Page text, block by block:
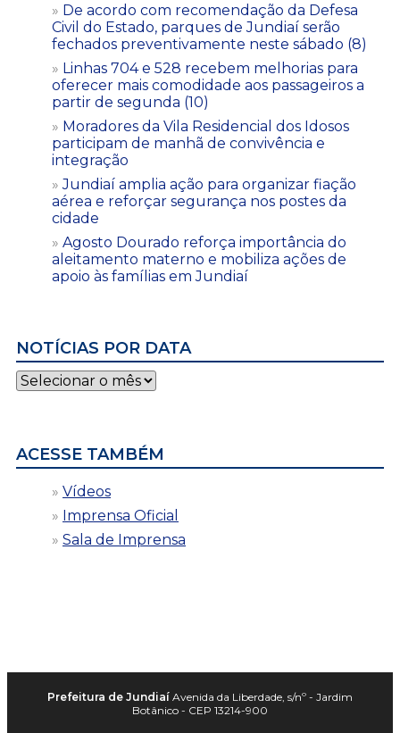
De acordo com recomendação da Defesa
Civil do Estado, parques de Jundiaí serão
fechados preventivamente neste sábado (8)
Linhas 704 e 528 recebem melhorias para
oferecer mais comodidade aos passageiros a
partir de segunda (10)
Moradores da Vila Residencial dos Idosos
participam de manhã de convivência e
integração
Jundiaí amplia ação para organizar fiação
aérea e reforçar segurança nos postes da
cidade
Agosto Dourado reforça importância do
aleitamento materno e mobiliza ações de
apoio às famílias em Jundiaí
NOTÍCIAS POR DATA
Notícias
por
ACESSE TAMBÉM
Vídeos
Imprensa Oficial
Sala de Imprensa
Prefeitura de Jundiaí Avenida da Liberdade, s/nº - Jardim
Botânico - CEP 13214-900